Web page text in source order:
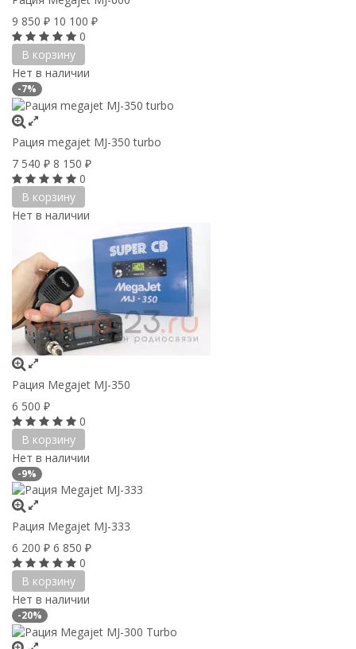
9 850 ₽ 10 100 ₽
0
В корзину
Нет в наличии
-7%
Рация megajet MJ-350 turbo
7 540 ₽ 8 150 ₽
0
В корзину
Нет в наличии
Рация Megajet MJ-350
6 500 ₽
0
В корзину
Нет в наличии
-9%
Рация Megajet MJ-333
6 200 ₽ 6 850 ₽
0
В корзину
Нет в наличии
-20%